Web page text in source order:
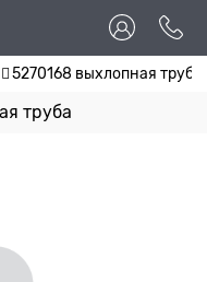
5270168 выхлопная труба
труба